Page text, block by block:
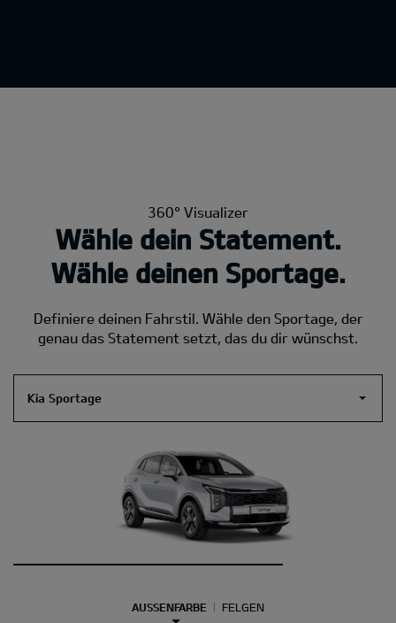
360° Visualizer
Wähle dein Statement.
Wähle deinen Sportage.
Definiere deinen Fahrstil. Wähle den Sportage, der
genau das Statement setzt, das du dir wünschst.
Kia Sportage
AUSSENFARBE FELGEN